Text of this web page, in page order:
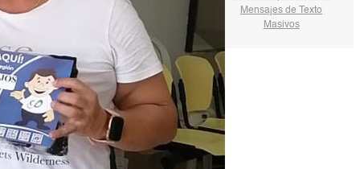
Mensajes de Texto
Masivos